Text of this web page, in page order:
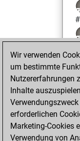
Wir verwenden
um bestimmte
Nutzererfahrungen
Inhalte
erforderlichen
Marketing-Cookies
Verwendung von